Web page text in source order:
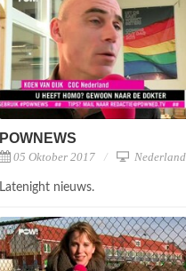
POWNEWS
05 Oktober 2017
Latenight nieuws.